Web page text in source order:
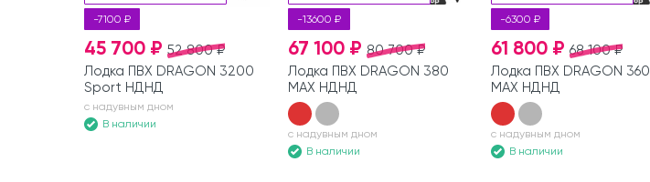
-7100 ₽
52 800 ₽
45 700 ₽
Лодка ПВХ DRAGON 3200
Sport НДНД
с надувным дном
В наличии
-13600 ₽
80 700 ₽
67 100 ₽
Лодка ПВХ DRAGON 380
MAX НДНД
с надувным дном
В наличии
-6300 ₽
68 100 ₽
61 800 ₽
Лодка ПВХ DRAGON 360
MAX НДНД
с надувным дном
В наличии